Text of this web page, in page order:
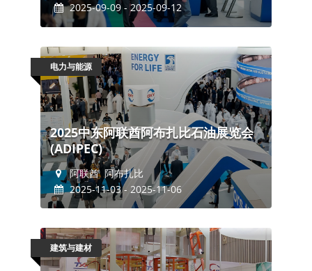
2025-09-09 - 2025-09-12
电力与能源
2025中东阿联酋阿布扎比石油展览会
(ADIPEC)
阿联酋 阿布扎比
2025-11-03 - 2025-11-06
建筑与建材